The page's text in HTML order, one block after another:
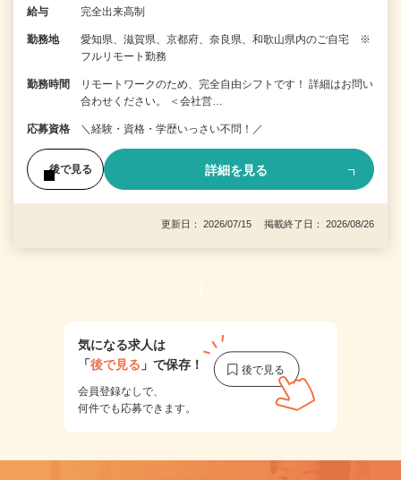
給与 完全出来高制
勤務地
愛知県、滋賀県、京都府、奈良県、和歌山県内のご自宅 ※
フルリモート勤務
勤務時間
リモートワークのため、完全自由シフトです！ 詳細はお問い
合わせください。 ＜会社営…
応募資格 ＼経験・資格・学歴いっさい不問！／
後で見る 詳細を見る
更新日： 2026/07/15 掲載終了日： 2026/08/26
1
気になる求人は
「後で見る 」で保存！
会員登録なしで、
何件でも応募できます。